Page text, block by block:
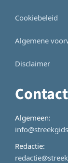
Cookiebeleid
Algemene
Disclaimer
Contact
Algemeen:
Redactie: